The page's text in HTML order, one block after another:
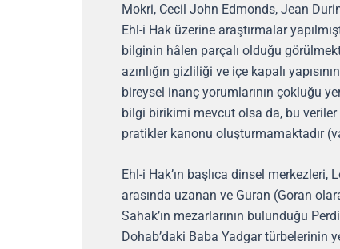
Mokri, Cecil John Edmonds, Jean
Ehl-i Hak üzerine araştırmalar
bilginin hâlen parçalı olduğu
azınlığın gizliliği ve içe kapalı
bireysel inanç yorumlarının çokluğu
bilgi birikimi mevcut olsa da, bu
pratikler kanonu oluşturmamaktadır
Ehl-i Hak’ın başlıca dinsel
arasında uzanan ve Guran (Goran
Sahak’ın mezarlarının bulunduğu
Dohab’daki Baba Yadgar türbelerinin